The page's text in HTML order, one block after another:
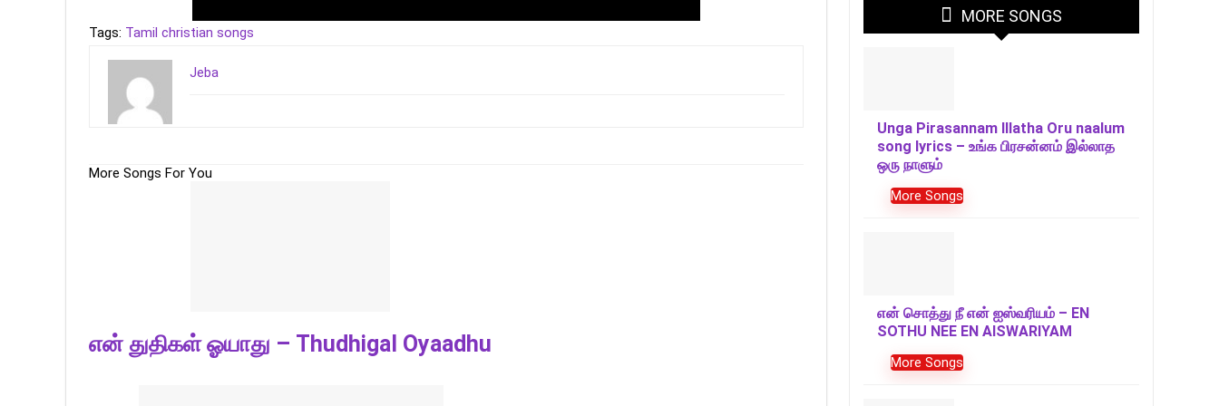
Tags: Tamil christian songs
Jeba
More Songs For You
என் துதிகள் ஓயாது – Thudhigal Oyaadhu
MORE SONGS
Unga Pirasannam Illatha Oru naalum
song lyrics – உங்க பிரசன்னம் இல்லாத
ஒரு நாளும்
More Songs
என் சொத்து நீ என் ஐஸ்வரியம் – EN
SOTHU NEE EN AISWARIYAM
More Songs